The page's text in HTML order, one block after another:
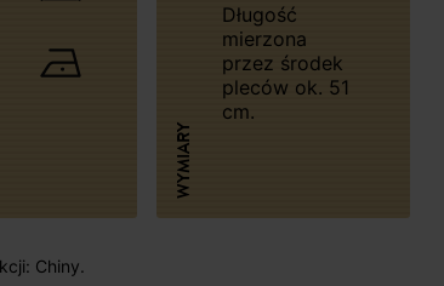
WYMIARY
Długość
mierzona
przez środek
pleców ok. 51
cm.
Chiny.